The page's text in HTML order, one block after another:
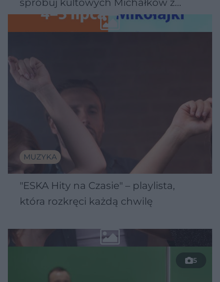
spróbuj kultowych Michałków z
Wawelu
MUZYKA
"ESKA Hity na Czasie" – playlista,
która rozkręci każdą chwilę
5